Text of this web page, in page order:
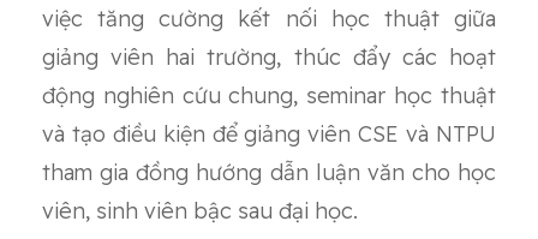
việc tăng cường kết nối học thuật giữa
giảng viên hai trường, thúc đẩy các hoạt
động nghiên cứu chung, seminar học thuật
và tạo điều kiện để giảng viên CSE và NTPU
tham gia đồng hướng dẫn luận văn cho học
viên, sinh viên bậc sau đại học.